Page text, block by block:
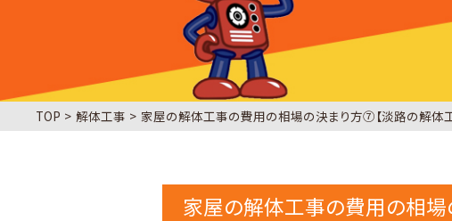
TOP 解体工事 家屋の解体工事の費用の相場の決まり方⑦【淡路の解体
家屋の解体工事の費用の相場